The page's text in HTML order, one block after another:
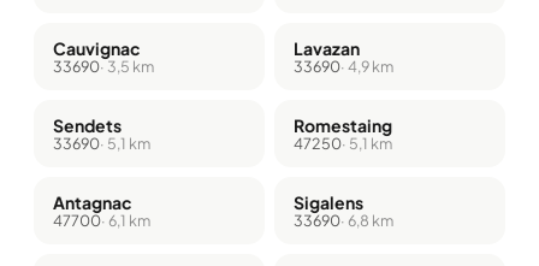
Cauvignac
33690· 3,5 km
Lavazan
33690· 4,9 km
Sendets
33690· 5,1 km
Romestaing
47250· 5,1 km
Antagnac
47700· 6,1 km
Sigalens
33690· 6,8 km